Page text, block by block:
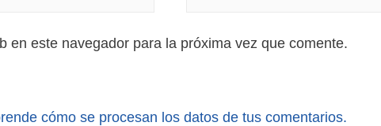
en este navegador para la próxima vez que comente.
cómo se procesan los datos de tus comentarios.